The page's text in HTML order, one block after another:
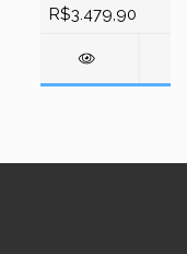
R$3.479,90